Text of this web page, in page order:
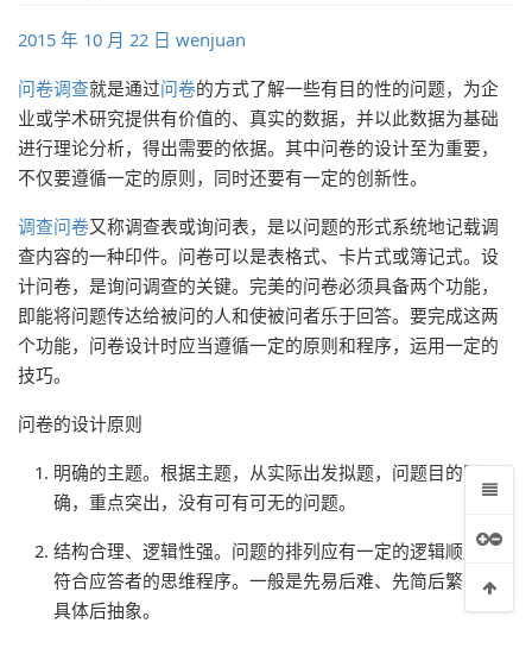
2015 年 10 月 22 日 wenjuan
问卷调查就是通过问卷的方式了解一些有目的性的问题，为企
业或学术研究提供有价值的、真实的数据，并以此数据为基础
进行理论分析，得出需要的依据。其中问卷的设计至为重要，
不仅要遵循一定的原则，同时还要有一定的创新性。
调查问卷又称调查表或询问表，是以问题的形式系统地记载调
查内容的一种印件。问卷可以是表格式、卡片式或簿记式。设
计问卷，是询问调查的关键。完美的问卷必须具备两个功能，
即能将问题传达给被问的人和使被问者乐于回答。要完成这两
个功能，问卷设计时应当遵循一定的原则和程序，运用一定的
技巧。
问卷的设计原则
明确的主题。根据主题，从实际出发拟题，问题目的明
确，重点突出，没有可有可无的问题。
结构合理、逻辑性强。问题的排列应有一定的逻辑顺序，
符合应答者的思维程序。一般是先易后难、先简后繁、先
具体后抽象。
-199IT | 中文互联网数据研究资讯中心-199IT
讯网-199IT | 中文互联网数据研究资讯中心-199IT
讯网-199IT | 中文互联网数据研究资讯中心-199IT
互联网数据研究资讯中心-199IT